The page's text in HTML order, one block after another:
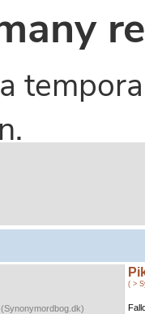
(Synonymordbog.dk)
( >